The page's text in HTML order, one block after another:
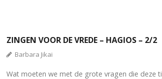
ZINGEN VOOR DE VREDE – HAGIOS – 2/2
Barbara Jikai
Wat moeten we met de grote vragen die deze